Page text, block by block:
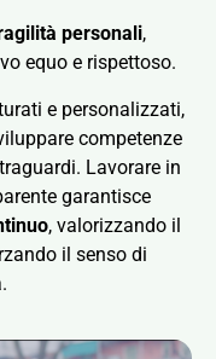
personali,
equo e rispettoso.
e personalizzati,
competenze
Lavorare in
garantisce
, valorizzando il
il senso di